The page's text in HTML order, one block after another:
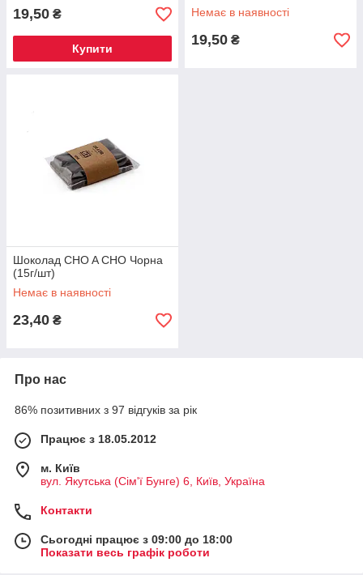
19,50 ₴
Купити
Немає в наявності
19,50 ₴
Шоколад CHO A CHO Чорна
(15г/шт)
Немає в наявності
23,40 ₴
Про нас
86% позитивних з 97 відгуків за рік
Працює з 18.05.2012
м. Київ
вул. Якутська (Сім'ї Бунге) 6, Київ, Україна
Контакти
Сьогодні працює з 09:00 до 18:00
Показати весь графік роботи